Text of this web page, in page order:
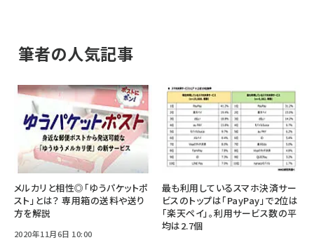
筆者の人気記事
メルカリと相性◎「ゆうパケットポ
スト」とは？ 専用箱の送料や送り
方を解説
2020年11月6日 10:00
最も利用しているスマホ決済サー
ビスのトップは「PayPay」で2位は
「楽天ペイ」。利用サービス数の平
均は2.7個